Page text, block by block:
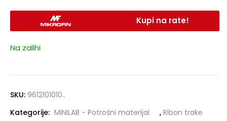
Kupi na rate!
Na zalihi
SKU: 9612101010..
Kategorije: MINILAB - Potrošni materijal , Ribon trake